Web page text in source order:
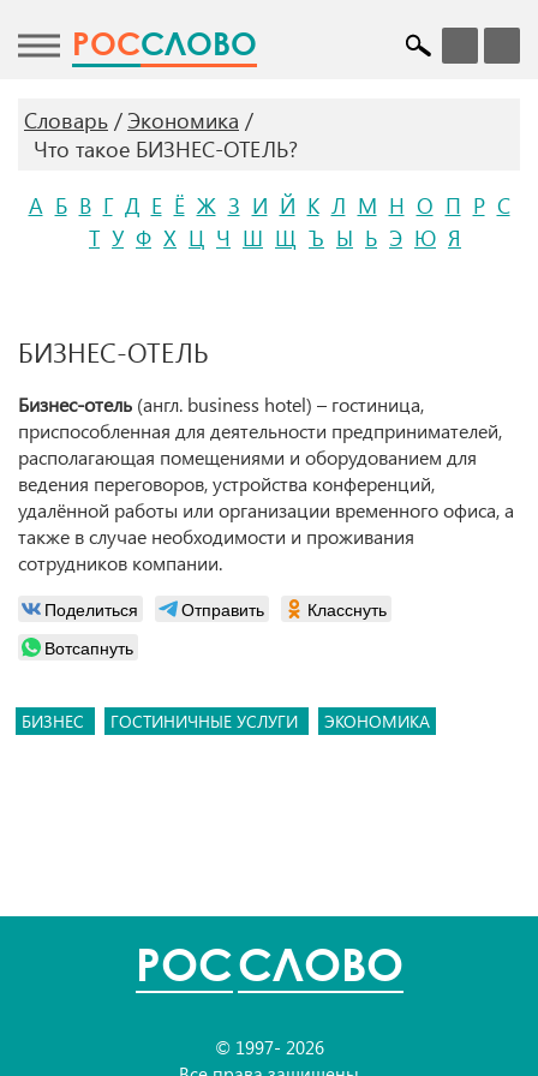
POCСЛОВО
Словарь
Экономика
Что такое БИЗНЕС-ОТЕЛЬ?
А Б В Г Д Е Ё Ж З И Й К Л М Н О П Р С
Т У Ф Х Ц Ч Ш Щ Ъ Ы Ь Э Ю Я
БИЗНЕС-ОТЕЛЬ
Бизнес-отель (англ. business hotel) – гостиница,
приспособленная для деятельности предпринимателей,
располагающая помещениями и оборудованием для
ведения переговоров, устройства конференций,
удалённой работы или организации временного офиса, а
также в случае необходимости и проживания
сотрудников компании.
Поделиться Отправить
Класснуть
Вотсапнуть
БИЗНЕС ГОСТИНИЧНЫЕ УСЛУГИ ЭКОНОМИКА
POCСЛОВО
© 1997- 2026